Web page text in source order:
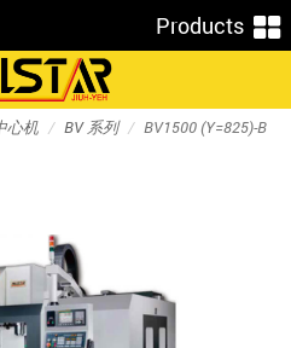
Products
心机 BV 系列 BV1500 (Y=825)-B